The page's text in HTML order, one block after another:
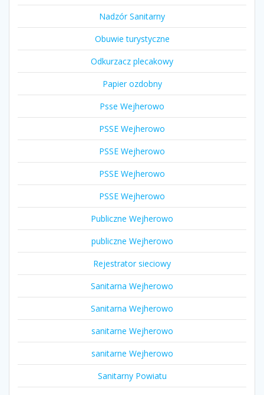
Nadzór Sanitarny
Obuwie turystyczne
Odkurzacz plecakowy
Papier ozdobny
Psse Wejherowo
PSSE Wejherowo
PSSE Wejherowo
PSSE Wejherowo
PSSE Wejherowo
Publiczne Wejherowo
publiczne Wejherowo
Rejestrator sieciowy
Sanitarna Wejherowo
Sanitarna Wejherowo
sanitarne Wejherowo
sanitarne Wejherowo
Sanitarny Powiatu